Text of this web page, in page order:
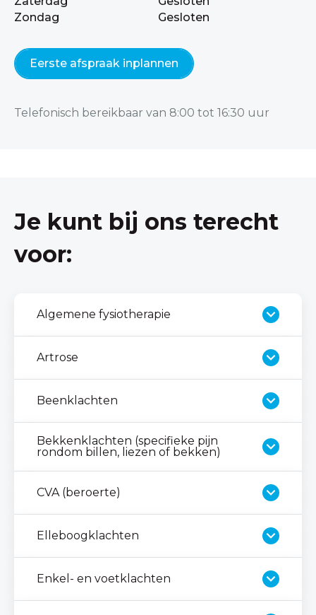
Zondag
Gesloten
Eerste afspraak inplannen
Telefonisch bereikbaar van 8:00 tot 16:30 uur
Je kunt bij ons terecht
voor:
Algemene fysiotherapie
Artrose
Beenklachten
Bekkenklachten (specifieke pijn
rondom billen, liezen of bekken)
CVA (beroerte)
Elleboogklachten
Enkel- en voetklachten